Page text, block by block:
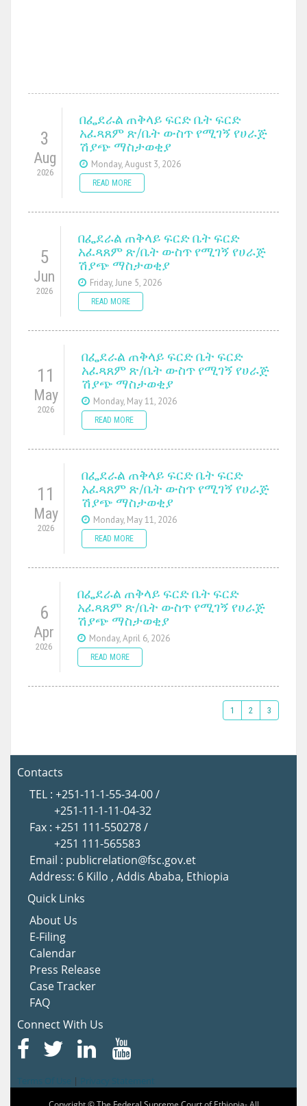
3
Aug
2026
በፌደራል ጠቅላይ ፍርድ ቤት ፍርድ
አፈጻጸም ጽ/ቤት ውስጥ የሚገኝ የሀራጅ
ሽያጭ ማስታወቂያ
Monday, August 3, 2026
READ MORE
5
Jun
2026
በፌደራል ጠቅላይ ፍርድ ቤት ፍርድ
አፈጻጸም ጽ/ቤት ውስጥ የሚገኝ የሀራጅ
ሽያጭ ማስታወቂያ
Friday, June 5, 2026
READ MORE
11
May
2026
በፌደራል ጠቅላይ ፍርድ ቤት ፍርድ
አፈጻጸም ጽ/ቤት ውስጥ የሚገኝ የሀራጅ
ሽያጭ ማስታወቂያ
Monday, May 11, 2026
READ MORE
11
May
2026
በፌደራል ጠቅላይ ፍርድ ቤት ፍርድ
አፈጻጸም ጽ/ቤት ውስጥ የሚገኝ የሀራጅ
ሽያጭ ማስታወቂያ
Monday, May 11, 2026
READ MORE
6
Apr
2026
በፌደራል ጠቅላይ ፍርድ ቤት ፍርድ
አፈጻጸም ጽ/ቤት ውስጥ የሚገኝ የሀራጅ
ሽያጭ ማስታወቂያ
Monday, April 6, 2026
READ MORE
1 2 3
Contacts
TEL : +251-11-1-55-34-00 /
+251-11-1-11-04-32
Fax : +251 111-550278 /
+251 111-565583
Email : publicrelation@fsc.gov.et
Address: 6 Killo , Addis Ababa, Ethiopia
Quick Links
About Us
E-Filing
Calendar
Press Release
Case Tracker
FAQ
Connect With Us
|